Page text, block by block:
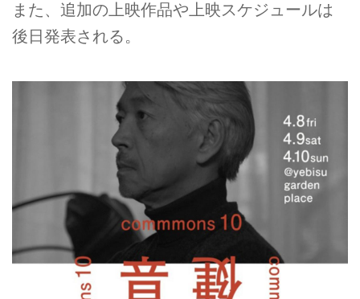
また、追加の上映作品や上映スケジュールは
後日発表される。